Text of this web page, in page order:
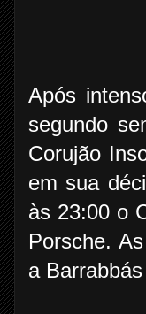
Após
segundo
Corujão
em sua
às 23:00 o
Porsche.
a